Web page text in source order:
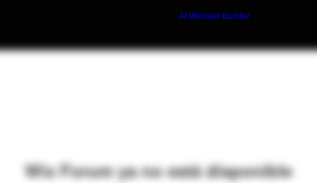
AI Website Builder
Wix Forum ya no está disponible